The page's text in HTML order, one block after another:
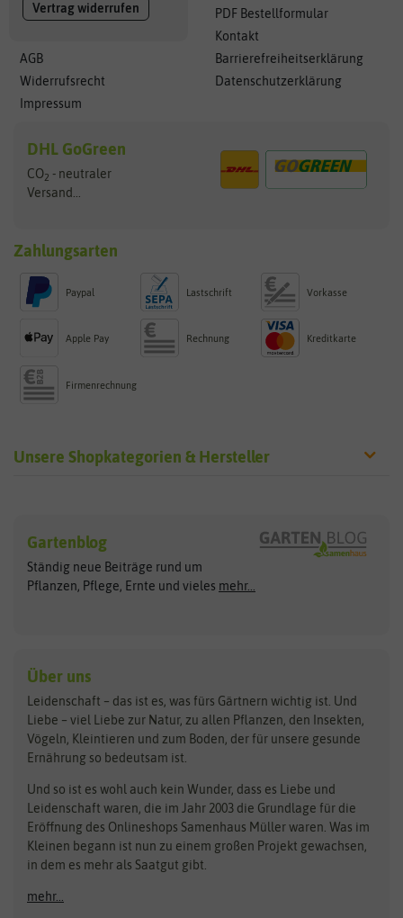
Vertrag widerrufen
AGB
Widerrufsrecht
Impressum
PDF Bestellformular
Kontakt
Barrierefreiheitserklärung
Datenschutzerklärung
DHL GoGreen
CO2 - neutraler
Versand...
Zahlungsarten
Paypal Lastschrift Vorkasse
Apple Pay Rechnung Kreditkarte
Firmenrechnung
Unsere Shopkategorien & Hersteller
Exotische Samen
Gemüsesamen
Gründünger
Kräutersamen
Obstsamen
Pilzbrut
Rasensamen
Steckzwiebeln
Zimmer & Kübelpflanzen
Kataloge
Schnäppchen
Anzucht & Gartenzubehör
Anzuchtschalen
Arche Noah
ASB Greenworld
Benary
Bingenheimer Saatgut
Bionana
BIOWOL
Blumicorn
Bûten Birds
Clever Pots
COMPO
Dürr-Samen
Feldsaaten Freudenberger
Fertil
Flora Elite
Gartenblog
Ständig neue Beiträge rund um
Pflanzen, Pflege, Ernte und vieles mehr...
Über uns
Leidenschaft – das ist es, was fürs Gärtnern wichtig ist. Und
Liebe – viel Liebe zur Natur, zu allen Pflanzen, den Insekten,
Vögeln, Kleintieren und zum Boden, der für unsere gesunde
Ernährung so bedeutsam ist.
Und so ist es wohl auch kein Wunder, dass es Liebe und
Leidenschaft waren, die im Jahr 2003 die Grundlage für die
Eröffnung des Onlineshops Samenhaus Müller waren. Was im
Kleinen begann ist nun zu einem großen Projekt gewachsen,
in dem es mehr als Saatgut gibt.
mehr...